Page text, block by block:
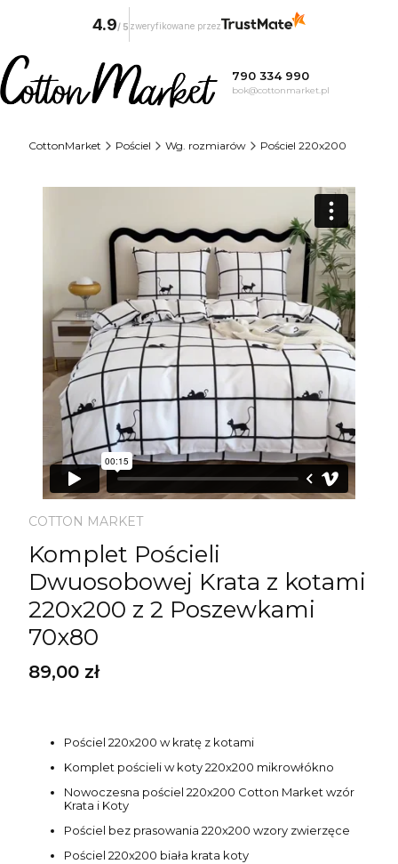
790 334 990
bok@cottonmarket.pl
CottonMarket Pościel Wg. rozmiarów Pościel 220x200
COTTON MARKET
Komplet Pościeli
Dwuosobowej Krata z kotami
220x200 z 2 Poszewkami
70x80
Cena
89,00 zł
Pościel 220x200 w kratę z kotami
Komplet pościeli w koty 220x200 mikrowłókno
Nowoczesna pościel 220x200 Cotton Market wzór
Krata i Koty
Pościel bez prasowania 220x200 wzory zwierzęce
Pościel 220x200 biała krata koty
4.9/ 5 zweryfikowane przez